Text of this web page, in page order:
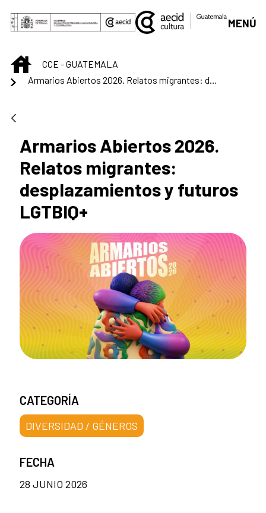
Saltar al contenido principal
MENÚ
INICIOCCE - GUATEMALA
Armarios Abiertos 2026.
Relatos migrantes:
desplazamientos y futuros
LGTBIQ+
CATEGORÍA
DIVERSIDAD / GÉNEROS
FECHA
28 JUNIO 2026